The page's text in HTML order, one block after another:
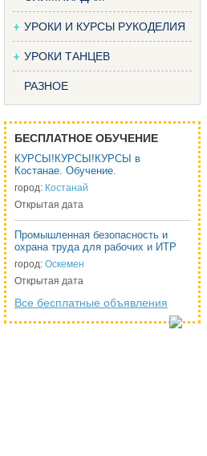
УРОКИ И КУРСЫ РУКОДЕЛИЯ
УРОКИ ТАНЦЕВ
РАЗНОЕ
БЕСПЛАТНОЕ ОБУЧЕНИЕ
КУРСЫ!КУРСЫ!КУРСЫ в
Костанае. Обучение.
город: Костанай
Открытая дата
Промышленная безопасность и
охрана труда для рабочих и ИТР
город: Оскемен
Открытая дата
Все бесплатные объявления